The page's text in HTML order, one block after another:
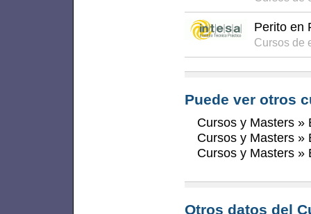
Perito en
Cursos de
Puede ver otros
Cursos y Masters »
Cursos y Masters »
Cursos y Masters »
Otros datos del